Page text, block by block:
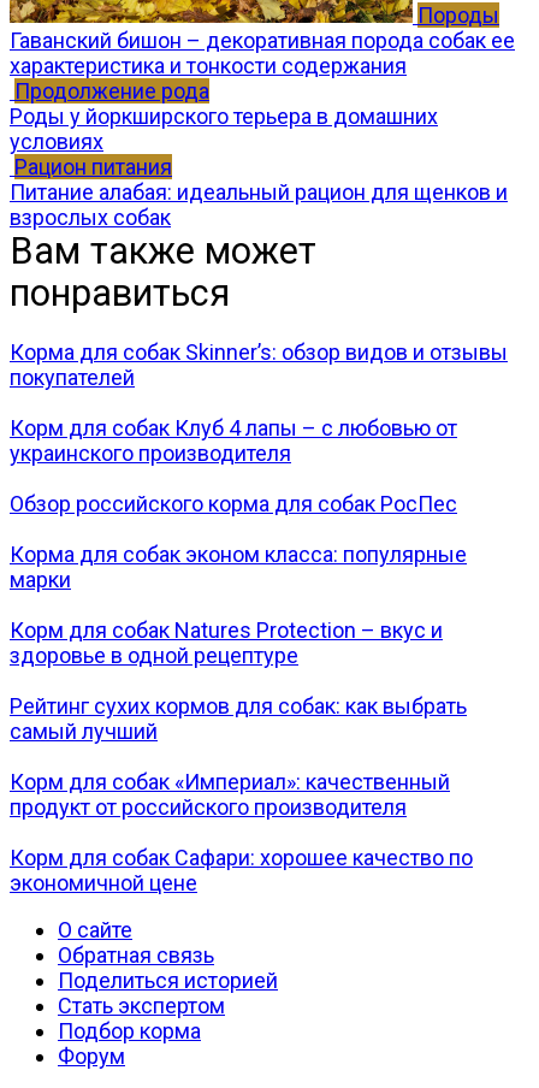
Породы
Гаванский бишон – декоративная порода собак ее
характеристика и тонкости содержания
Продолжение рода
Роды у йоркширского терьера в домашних
условиях
Рацион питания
Питание алабая: идеальный рацион для щенков и
взрослых собак
Вам также может
понравиться
Корма для собак Skinner’s: обзор видов и отзывы
покупателей
Корм для собак Клуб 4 лапы – с любовью от
украинского производителя
Обзор российского корма для собак РосПес
Корма для собак эконом класса: популярные
марки
Корм для собак Natures Protection – вкус и
здоровье в одной рецептуре
Рейтинг сухих кормов для собак: как выбрать
самый лучший
Корм для собак «Империал»: качественный
продукт от российского производителя
Корм для собак Сафари: хорошее качество по
экономичной цене
О сайте
Обратная связь
Поделиться историей
Стать экспертом
Подбор корма
Форум